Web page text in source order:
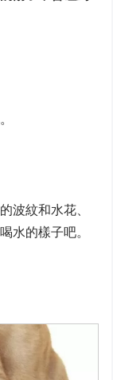
波紋和水花、
水的樣子吧。